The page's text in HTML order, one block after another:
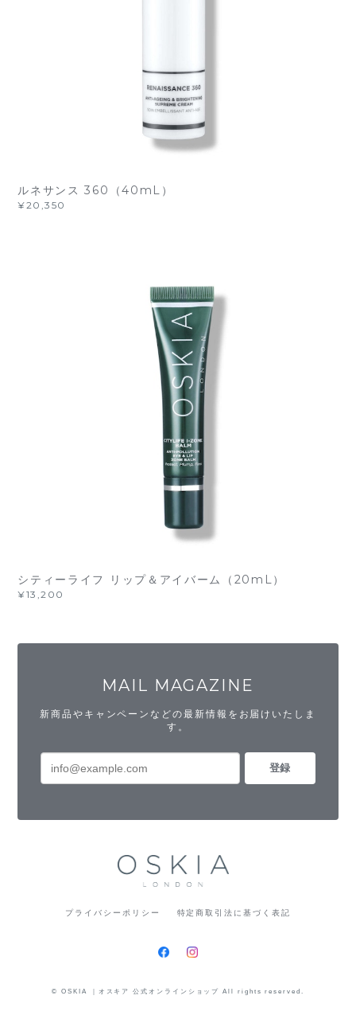
ルネサンス 360（40mL）
¥20,350
シティーライフ リップ＆アイバーム（20mL）
¥13,200
MAIL MAGAZINE
新商品やキャンペーンなどの最新情報をお届けいたしま
す。
登録
プライバシーポリシー 特定商取引法に基づく表記
© OSKIA ｜オスキア 公式オンラインショップ All rights reserved.